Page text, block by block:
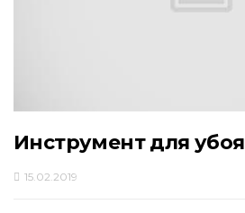
Инструмент для убоя
15.02.2019